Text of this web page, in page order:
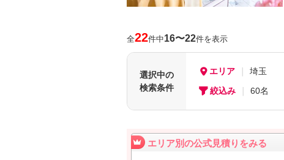
全22件中16〜22件を表示
選択中の
検索条件
エリア
埼玉
絞込み
60名
エリア別の公式見積りをみる